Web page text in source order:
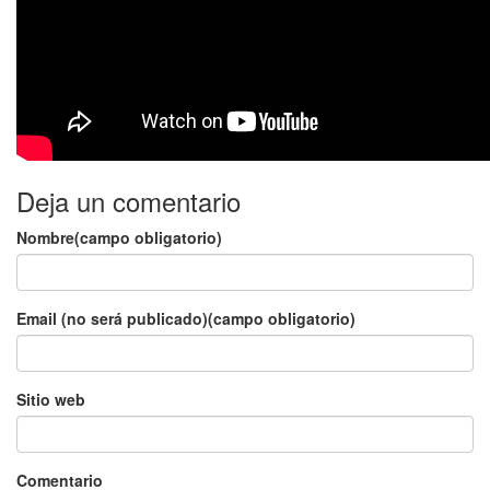
Deja un comentario
Nombre(campo obligatorio)
Email (no será publicado)(campo obligatorio)
Sitio web
Comentario